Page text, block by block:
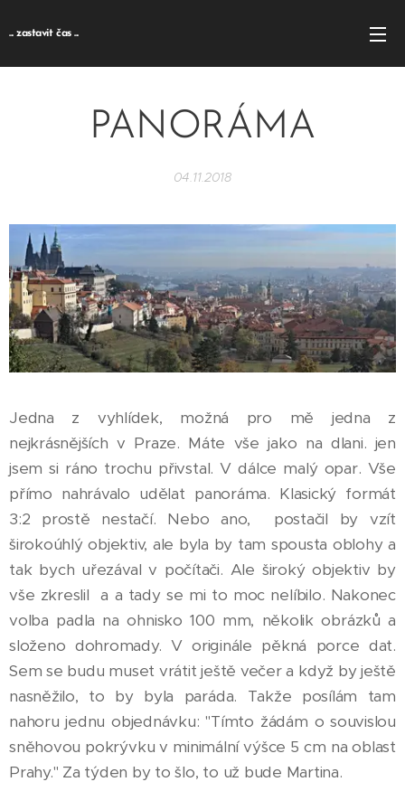
... zastavit čas ...
PANORÁMA
04.11.2018
Jedna z vyhlídek, možná pro mě jedna z
nejkrásnějších v Praze. Máte vše jako na dlani. jen
jsem si ráno trochu přivstal. V dálce malý opar. Vše
přímo nahrávalo udělat panoráma. Klasický formát
3:2 prostě nestačí. Nebo ano, postačil by vzít
širokoúhlý objektiv, ale byla by tam spousta oblohy a
tak bych uřezával v počítači. Ale široký objektiv by
vše zkreslil a a tady se mi to moc nelíbilo. Nakonec
volba padla na ohnisko 100 mm, několik obrázků a
složeno dohromady. V originále pěkná porce dat.
Sem se budu muset vrátit ještě večer a když by ještě
nasněžilo, to by byla paráda. Takže posílám tam
nahoru jednu objednávku: "Tímto žádám o souvislou
sněhovou pokrývku v minimální výšce 5 cm na oblast
Prahy." Za týden by to šlo, to už bude Martina.